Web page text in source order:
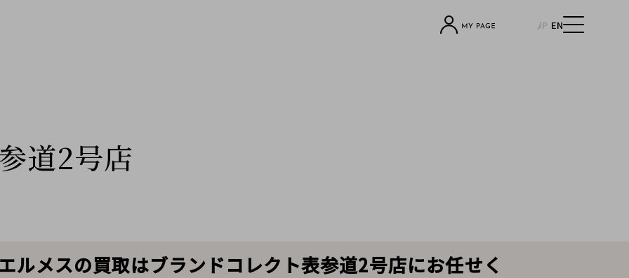
JP EN
道2号店
メスの買取はブランドコレクト表参道2号店にお任せく